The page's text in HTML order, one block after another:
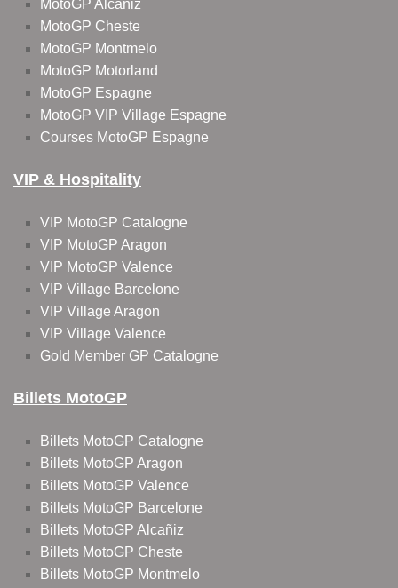
MotoGP Alcañiz
MotoGP Cheste
MotoGP Montmelo
MotoGP Motorland
MotoGP Espagne
MotoGP VIP Village Espagne
Courses MotoGP Espagne
VIP & Hospitality
VIP MotoGP Catalogne
VIP MotoGP Aragon
VIP MotoGP Valence
VIP Village Barcelone
VIP Village Aragon
VIP Village Valence
Gold Member GP Catalogne
Billets MotoGP
Billets MotoGP Catalogne
Billets MotoGP Aragon
Billets MotoGP Valence
Billets MotoGP Barcelone
Billets MotoGP Alcañiz
Billets MotoGP Cheste
Billets MotoGP Montmelo